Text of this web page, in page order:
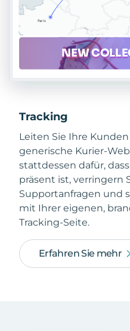
Tracking
Leiten Sie Ihre
generische Kurier-
stattdessen dafür,
präsent ist, verringern
Supportanfragen und
mit Ihrer eigenen,
Tracking-Seite.
Erfahren Sie mehr